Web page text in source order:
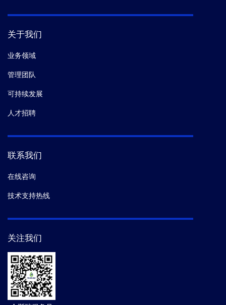
关于我们
业务领域
管理团队
可持续发展
人才招聘
联系我们
在线咨询
技术支持热线
关注我们